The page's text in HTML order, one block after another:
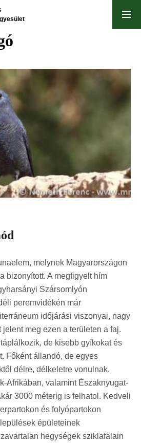
melynek Magyarországon
bizonyított. A megfigyelt hím
Szársomlyón
peremvidékén már
időjárási viszonyai, nagy
meg ezen a területen a faj.
de kisebb gyíkokat és
Főként állandó, de egyes
délre, délkeletre vonulnak.
Afrikában, valamint Északnyugat-
3000 méterig is felhatol. Kedveli
és folyópartokon
épületeinek
hegységek sziklafalain